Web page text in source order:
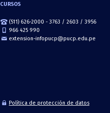
CURSOS
(511) 626-2000 - 3763 / 2603 / 3956
966 425 990
extension-infopucp@pucp.edu.pe
Política de protección de datos